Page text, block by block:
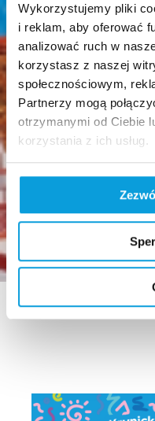
Wykorzystujemy pliki
i reklam, aby oferować
analizować ruch w
korzystasz z naszej
społecznościowym,
Partnerzy mogą
otrzymanymi od Ciebie
korzystania z ich usług.